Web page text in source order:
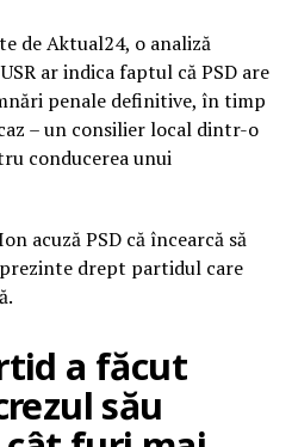
de Aktual24, o analiză
ar indica faptul că PSD are
penale definitive, în timp
– un consilier local dintr-o
conducerea unui
acuză PSD că încearcă să
drept partidul care
a făcut
său